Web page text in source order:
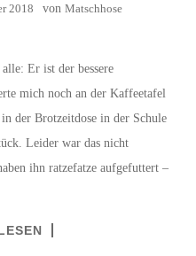
2018 von Matschhose
Er ist der bessere
mich noch an der Kaffeetafel
der Brotzeitdose in der Schule
Leider war das nicht
ihn ratzefatze aufgefuttert –